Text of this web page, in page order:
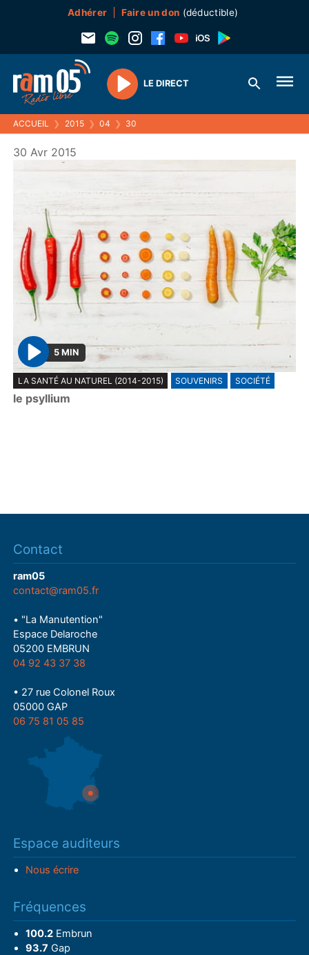
Adhérer Faire un don (déductible)
Play
LE DIRECT
ACCUEIL ❯ 2015 ❯ 04 ❯ 30
30 Avr 2015
P
l
a
5 MIN
LA SANTÉ AU NATUREL (2014-2015) SOUVENIRS SOCIÉTÉ
le psyllium
Contact
ram05
contact@ram05.fr
• "La Manutention"
Espace Delaroche
05200 EMBRUN
04 92 43 37 38
• 27 rue Colonel Roux
05000 GAP
06 75 81 05 85
Espace auditeurs
Nous écrire
Fréquences
100.2Embrun
93.7 Gap